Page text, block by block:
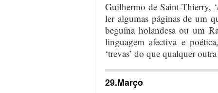
Guilhermo de Saint-Thierry,
ler algumas páginas de um
beguína holandesa ou um
linguagem afectiva e
‘trevas’ do que qualquer
29.Março